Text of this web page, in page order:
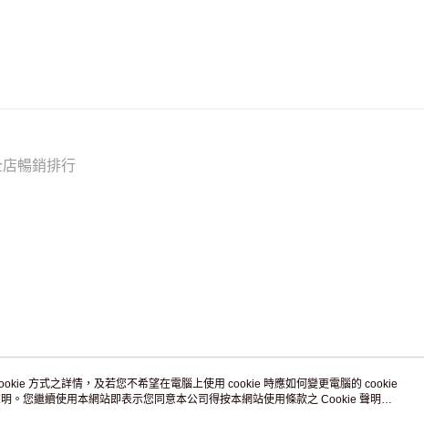
店暢銷排行
們 客戶服務
方式之詳情，及若您不希望在電腦上使用 cookie 時應如何變更電腦的 cookie
。您繼續使用本網站即表示您同意本公司得按本網站使用條款之 Cookie 聲明使